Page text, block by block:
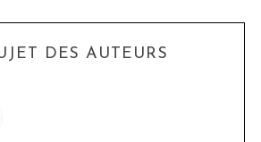
DES AUTEURS